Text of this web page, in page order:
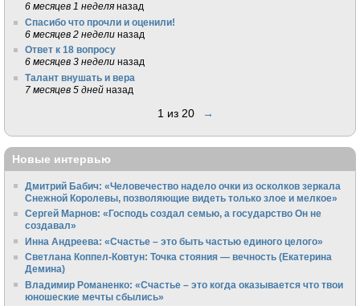
6 месяцев 1 неделя назад
Спасибо что прочли и оценили!
6 месяцев 2 недели назад
Ответ к 18 вопросу
6 месяцев 3 недели назад
Талант внушать и вера
7 месяцев 5 дней назад
1 из 20 →
Новые интервью
Дмитрий Бабич: «Человечество надело очки из осколков зеркала
Снежной Королевы, позволяющие видеть только злое и мелкое»
Сергей Марнов: «Господь создал семью, а государство Он не
создавал»
Инна Андреева: «Счастье – это быть частью единого целого»
Светлана Коппел-Ковтун: Точка стояния — вечность (Екатерина
Демина)
Владимир Романенко: «Счастье – это когда оказывается что твои
юношеские мечты сбылись»